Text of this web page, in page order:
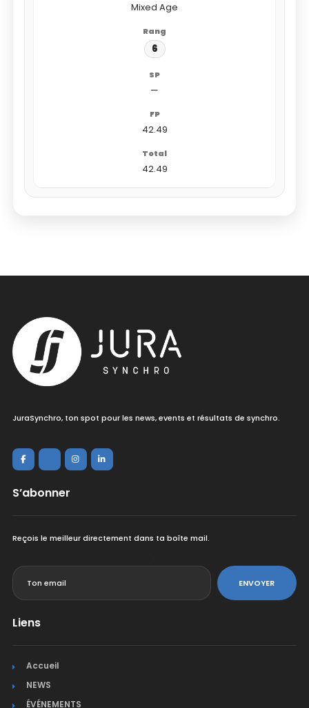
Mixed Age
6
—
42.49
42.49
JuraSynchro, ton spot pour les news, events et résultats de synchro.
S’abonner
Reçois le meilleur directement dans ta boîte mail.
ENVOYER
Liens
Accueil
NEWS
ÉVÉNEMENTS